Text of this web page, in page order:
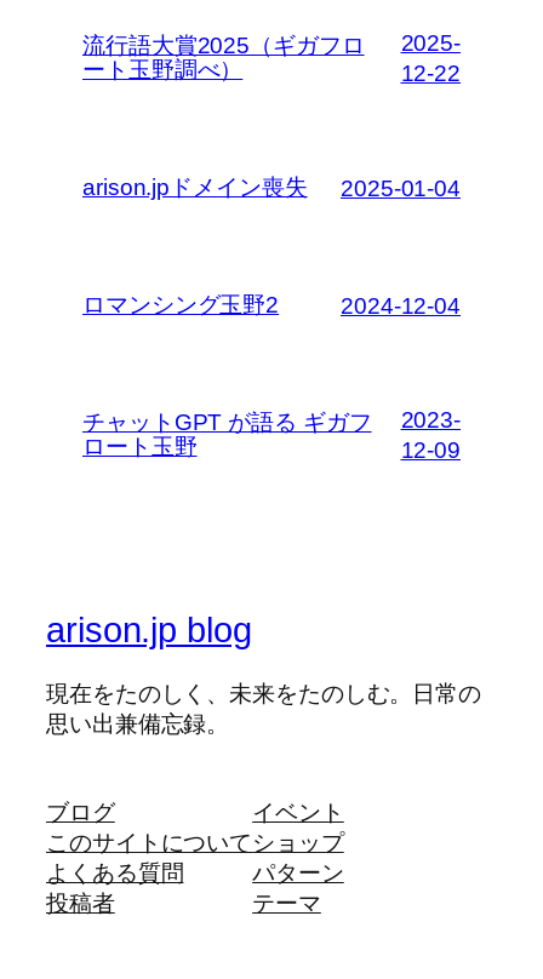
流行語大賞2025（ギガフロ
ート玉野調べ）
2025-
12-22
arison.jpドメイン喪失 2025-01-04
ロマンシング玉野2 2024-12-04
チャットGPT が語る ギガフ
ロート玉野
2023-
12-09
arison.jp blog
現在をたのしく、未来をたのしむ。日常の
思い出兼備忘録。
ブログ
このサイトについて
よくある質問
投稿者
イベント
ショップ
パターン
テーマ